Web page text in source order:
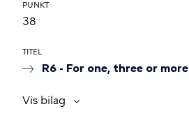
PUNKT
38
TITEL
R6 - For one, three or more
Vis bilag